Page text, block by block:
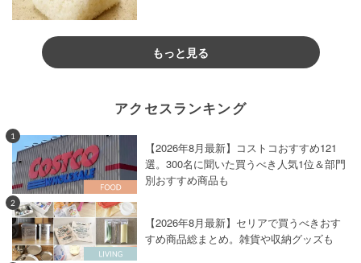
もっと見る
アクセスランキング
1
【2026年8月最新】コストコおすすめ121
選。300名に聞いた買うべき人気1位＆部門
別おすすめ商品も
2
【2026年8月最新】セリアで買うべきおす
すめ商品総まとめ。雑貨や収納グッズも